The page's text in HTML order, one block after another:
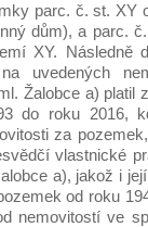
parc. č. st. XY
dům), a parc.
XY. Následně
uvedených
Žalobce a) platil
do roku 2016,
za
vlastnické
a), jakož i
od roku
nemovitostí ve